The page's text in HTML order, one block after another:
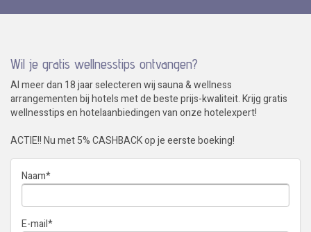
Wil je gratis wellnesstips ontvangen?
Al meer dan 18 jaar selecteren wij sauna & wellness
arrangementen bij hotels met de beste prijs-kwaliteit. Krijg gratis
wellnesstips en hotelaanbiedingen van onze hotelexpert!
ACTIE!! Nu met 5% CASHBACK op je eerste boeking!
Naam*
E-mail*